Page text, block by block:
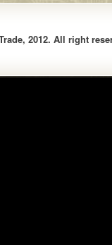
2012. All right